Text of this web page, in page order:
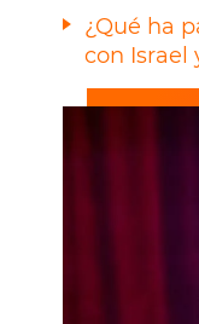
¿Qué ha
con Israel